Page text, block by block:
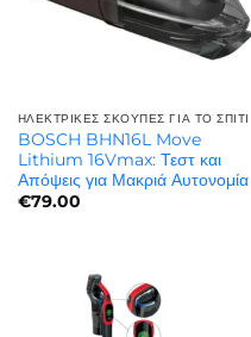
ΗΛΕΚΤΡΙΚΈΣ ΣΚΟΎΠΕΣ ΓΙΑ ΤΟ ΣΠΊΤΙ
BOSCH BHN16L Move
Lithium 16Vmax: Τεστ και
Απόψεις για Μακριά Αυτονομία
€79.00